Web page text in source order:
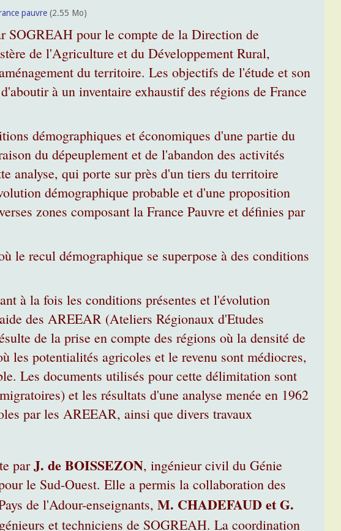
pauvre(2.55 Mo)
SOGREAH pour le compte de la Direction de
de l'Agriculture et du Développement Rural,
du territoire. Les objectifs de l'étude et son
à un inventaire exhaustif des régions de France
démographiques et économiques d'une partie du
du dépeuplement et de l'abandon des activités
analyse, qui porte sur près d'un tiers du territoire
démographique probable et d'une proposition
zones composant la France Pauvre et définies par
le recul démographique se superpose à des conditions
à la fois les conditions présentes et l'évolution
des AREEAR (Ateliers Régionaux d'Etudes
de la prise en compte des régions où la densité de
les potentialités agricoles et le revenu sont médiocres,
Les documents utilisés pour cette délimitation sont
et les résultats d'une analyse menée en 1962
par les AREEAR, ainsi que divers travaux
parJ. de BOISSEZON, ingénieur civil du Génie
le Sud-Ouest. Elle a permis la collaboration des
de l'Adour-enseignants, M. CHADEFAUD et G.
et techniciens de SOGREAH. La coordination